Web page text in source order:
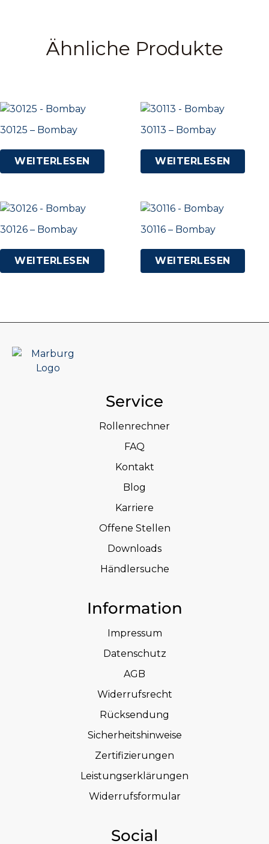
Ähnliche Produkte
30125 – Bombay
WEITERLESEN
30113 – Bombay
WEITERLESEN
30126 – Bombay
WEITERLESEN
30116 – Bombay
WEITERLESEN
Service
Rollenrechner
FAQ
Kontakt
Blog
Karriere
Offene Stellen
Downloads
Händlersuche
Information
Impressum
Datenschutz
AGB
Widerrufsrecht
Rücksendung
Sicherheitshinweise
Zertifizierungen
Leistungserklärungen
Widerrufsformular
Social